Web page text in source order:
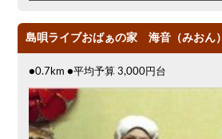
島唄ライブおばぁの家 海音（みおん）
●0.7km ●平均予算 3,000円台